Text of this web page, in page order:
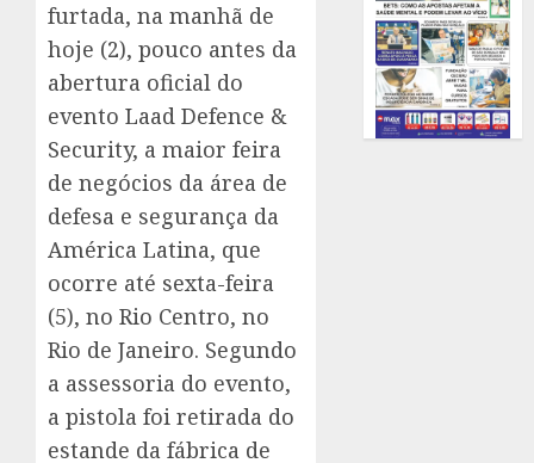
furtada, na manhã de
hoje (2), pouco antes da
abertura oficial do
evento Laad Defence &
Security, a maior feira
de negócios da área de
defesa e segurança da
América Latina, que
ocorre até sexta-feira
(5), no Rio Centro, no
Rio de Janeiro. Segundo
a assessoria do evento,
a pistola foi retirada do
estande da fábrica de